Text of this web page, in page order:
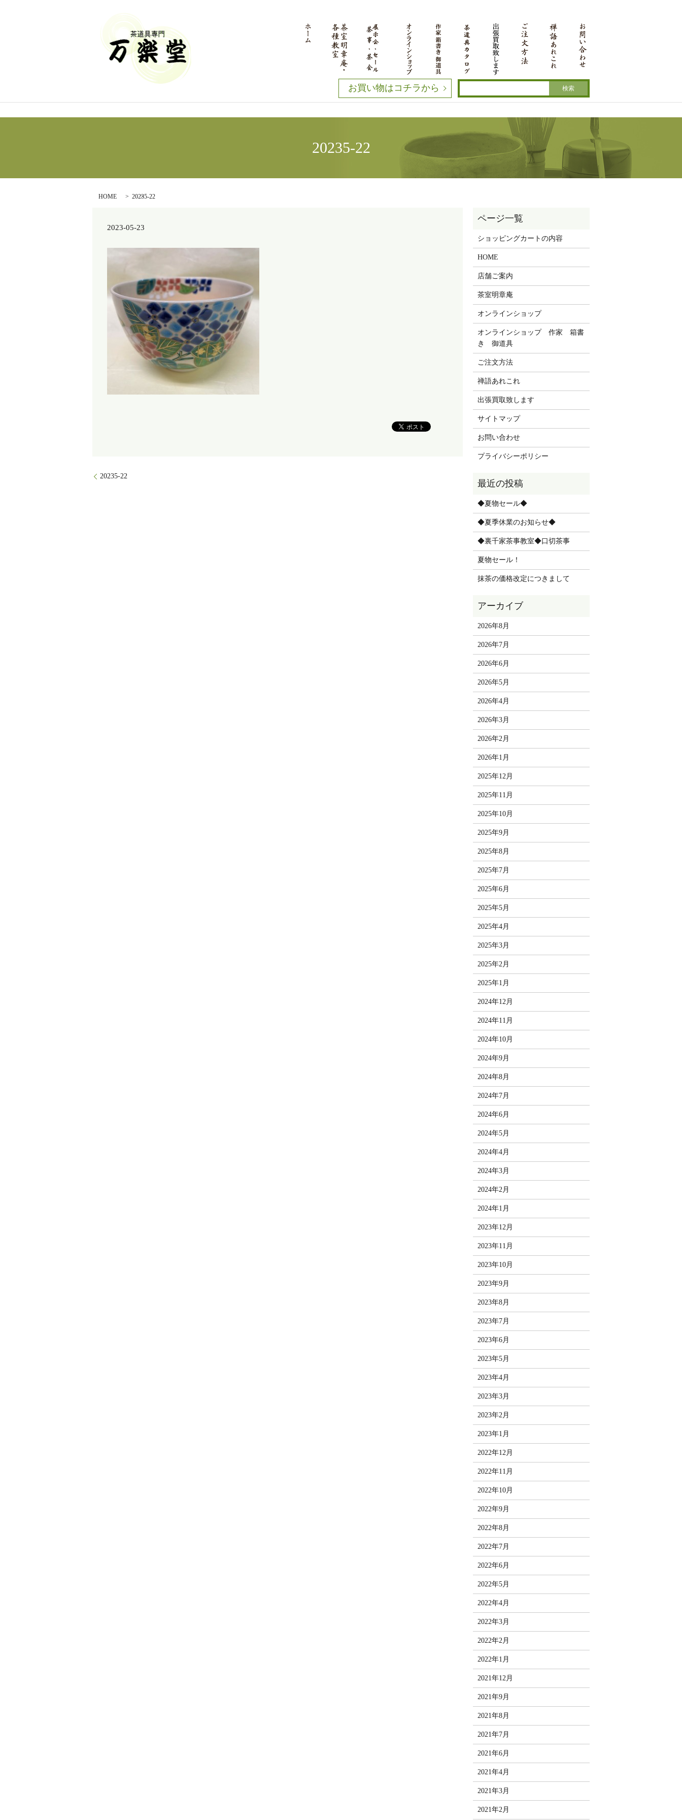
お買い物はコチラから
20235-22
HOME 20235-22
2023-05-23
20235-22
ショッピングカートの内容
HOME
店舗ご案内
茶室明章庵
オンラインショップ
オンラインショップ 作家 箱書
き 御道具
ご注文方法
禅語あれこれ
出張買取致します
サイトマップ
お問い合わせ
プライバシーポリシー
◆夏物セール◆
◆夏季休業のお知らせ◆
◆裏千家茶事教室◆口切茶事
夏物セール！
抹茶の価格改定につきまして
2026年8月
2026年7月
2026年6月
2026年5月
2026年4月
2026年3月
2026年2月
2026年1月
2025年12月
2025年11月
2025年10月
2025年9月
2025年8月
2025年7月
2025年6月
2025年5月
2025年4月
2025年3月
2025年2月
2025年1月
2024年12月
2024年11月
2024年10月
2024年9月
2024年8月
2024年7月
2024年6月
2024年5月
2024年4月
2024年3月
2024年2月
2024年1月
2023年12月
2023年11月
2023年10月
2023年9月
2023年8月
2023年7月
2023年6月
2023年5月
2023年4月
2023年3月
2023年2月
2023年1月
2022年12月
2022年11月
2022年10月
2022年9月
2022年8月
2022年7月
2022年6月
2022年5月
2022年4月
2022年3月
2022年2月
2022年1月
2021年12月
2021年9月
2021年8月
2021年7月
2021年6月
2021年4月
2021年3月
2021年2月